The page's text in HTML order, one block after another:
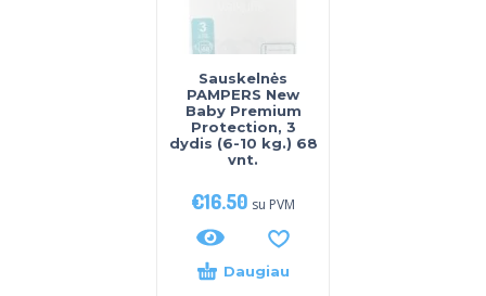
Sauskelnės
PAMPERS New
Baby Premium
Protection, 3
dydis (6-10 kg.) 68
vnt.
€16.50 su PVM
Daugiau